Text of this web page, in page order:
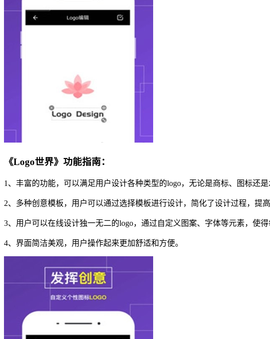
《Logo世界》功能指南：
1、丰富的功能，可以满足用户设计各种类型的logo，无论是商标、图标还是
2、多种创意模板，用户可以通过选择模板进行设计，简化了设计过程，提高
3、用户可以在线设计独一无二的logo，通过自定义图案、字体等元素，使得
4、界面简洁美观，用户操作起来更加舒适和方便。